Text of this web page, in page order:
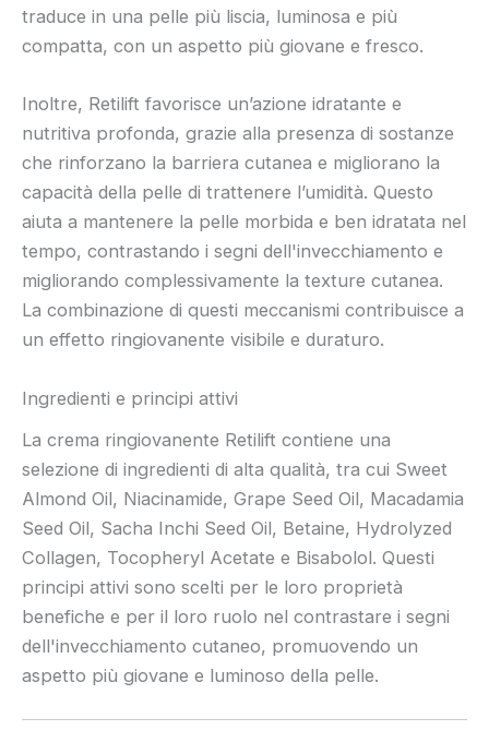
traduce in una pelle più liscia, luminosa e più
compatta, con un aspetto più giovane e fresco.
Inoltre, Retilift favorisce un’azione idratante e
nutritiva profonda, grazie alla presenza di sostanze
che rinforzano la barriera cutanea e migliorano la
capacità della pelle di trattenere l’umidità. Questo
aiuta a mantenere la pelle morbida e ben idratata nel
tempo, contrastando i segni dell'invecchiamento e
migliorando complessivamente la texture cutanea.
La combinazione di questi meccanismi contribuisce a
un effetto ringiovanente visibile e duraturo.
Ingredienti e principi attivi
La crema ringiovanente Retilift contiene una
selezione di ingredienti di alta qualità, tra cui Sweet
Almond Oil, Niacinamide, Grape Seed Oil, Macadamia
Seed Oil, Sacha Inchi Seed Oil, Betaine, Hydrolyzed
Collagen, Tocopheryl Acetate e Bisabolol. Questi
principi attivi sono scelti per le loro proprietà
benefiche e per il loro ruolo nel contrastare i segni
dell'invecchiamento cutaneo, promuovendo un
aspetto più giovane e luminoso della pelle.